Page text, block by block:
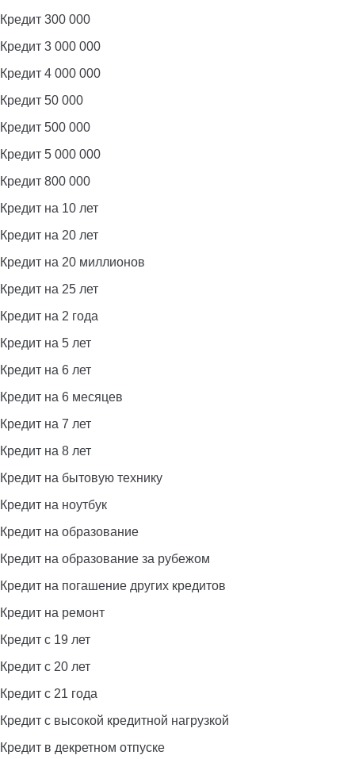
Кредит 300 000
Кредит 3 000 000
Кредит 4 000 000
Кредит 50 000
Кредит 500 000
Кредит 5 000 000
Кредит 800 000
Кредит на 10 лет
Кредит на 20 лет
Кредит на 20 миллионов
Кредит на 25 лет
Кредит на 2 года
Кредит на 5 лет
Кредит на 6 лет
Кредит на 6 месяцев
Кредит на 7 лет
Кредит на 8 лет
Кредит на бытовую технику
Кредит на ноутбук
Кредит на образование
Кредит на образование за рубежом
Кредит на погашение других кредитов
Кредит на ремонт
Кредит с 19 лет
Кредит с 20 лет
Кредит с 21 года
Кредит с высокой кредитной нагрузкой
Кредит в декретном отпуске